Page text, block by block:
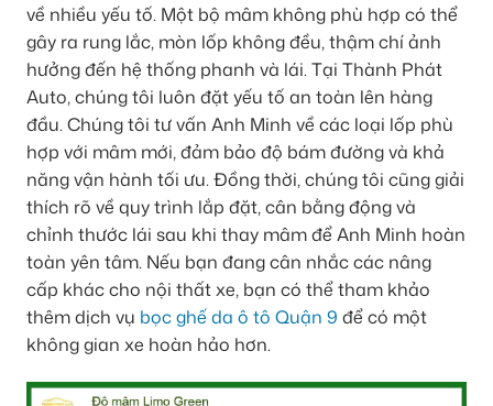
về nhiều yếu tố. Một bộ mâm không phù hợp có thể
gây ra rung lắc, mòn lốp không đều, thậm chí ảnh
hưởng đến hệ thống phanh và lái. Tại Thành Phát
Auto, chúng tôi luôn đặt yếu tố an toàn lên hàng
đầu. Chúng tôi tư vấn Anh Minh về các loại lốp phù
hợp với mâm mới, đảm bảo độ bám đường và khả
năng vận hành tối ưu. Đồng thời, chúng tôi cũng giải
thích rõ về quy trình lắp đặt, cân bằng động và
chỉnh thước lái sau khi thay mâm để Anh Minh hoàn
toàn yên tâm. Nếu bạn đang cân nhắc các nâng
cấp khác cho nội thất xe, bạn có thể tham khảo
thêm dịch vụ bọc ghế da ô tô Quận 9 để có một
không gian xe hoàn hảo hơn.